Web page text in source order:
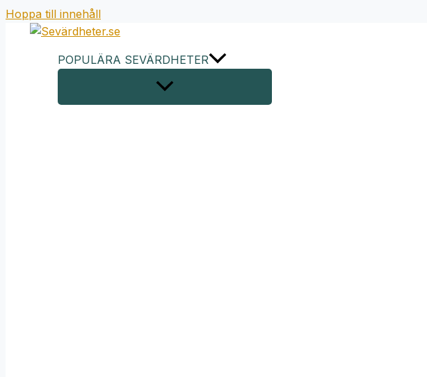
Hoppa till innehåll
POPULÄRA SEVÄRDHETER